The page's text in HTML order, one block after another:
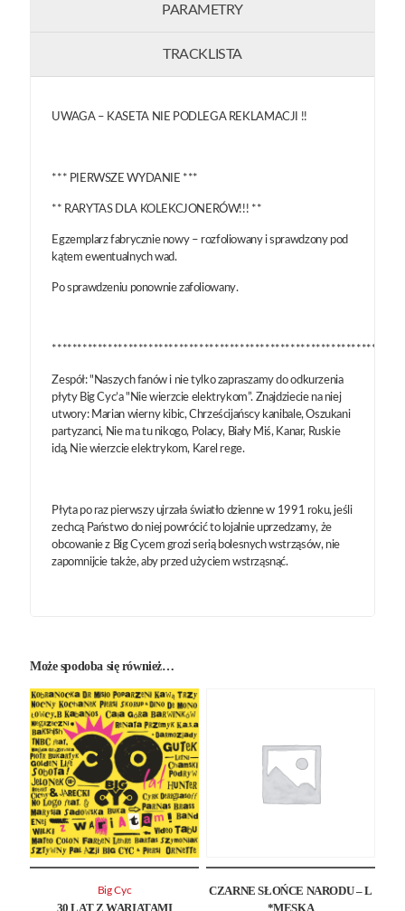
PARAMETRY
TRACKLISTA
UWAGA – KASETA NIE PODLEGA REKLAMACJI !!
*** PIERWSZE WYDANIE ***
** RARYTAS DLA KOLEKCJONERÓW!!! **
Egzemplarz fabrycznie nowy – rozfoliowany i sprawdzony pod
kątem ewentualnych wad.
Po sprawdzeniu ponownie zafoliowany.
Zespół: "Naszych fanów i nie tylko zapraszamy do odkurzenia
płyty Big Cyc’a "Nie wierzcie elektrykom”. Znajdziecie na niej
utwory: Marian wierny kibic, Chrześcijańscy kanibale, Oszukani
partyzanci, Nie ma tu nikogo, Polacy, Biały Miś, Kanar, Ruskie
idą, Nie wierzcie elektrykom, Karel rege.
Płyta po raz pierwszy ujrzała światło dzienne w 1991 roku, jeśli
zechcą Państwo do niej powrócić to lojalnie uprzedzamy, że
obcowanie z Big Cycem grozi serią bolesnych wstrząsów, nie
zapomnijcie także, aby przed użyciem wstrząsnąć.
Może spodoba się również…
30 LAT Z WARIATAMI
Big Cyc
CZARNE SŁOŃCE NARODU – L
*MĘSKA